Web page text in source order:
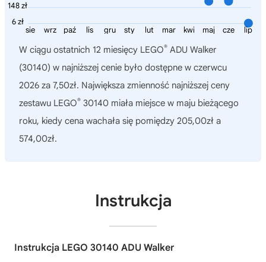
148 zł
6 zł
lip
cze
maj
kwi
mar
lut
sty
gru
lis
paź
wrz
sie
W ciągu ostatnich 12 miesięcy LEGO® ADU Walker
(30140) w najniższej cenie było dostępne w czerwcu
2026 za 7,50zł. Największa zmienność najniższej ceny
zestawu LEGO® 30140 miała miejsce w maju bieżącego
roku, kiedy cena wachała się pomiędzy 205,00zł a
574,00zł.
Instrukcja
Instrukcja LEGO 30140 ADU Walker